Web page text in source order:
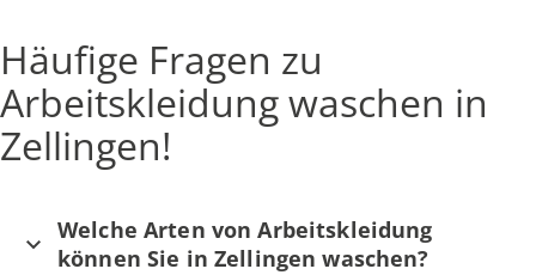
Häufige Fragen zu
Arbeitskleidung waschen in
Zellingen!
Welche Arten von Arbeitskleidung
können Sie in Zellingen waschen?